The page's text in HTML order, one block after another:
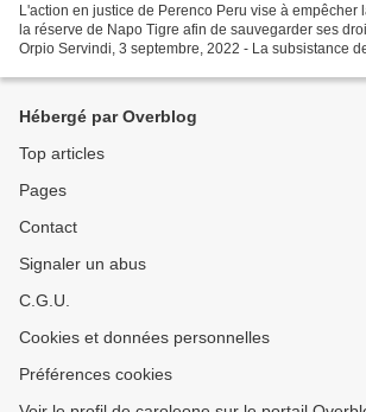
L'action en justice de Perenco Peru vise à empêcher
la réserve de Napo Tigre afin de sauvegarder ses
Orpio Servindi, 3 septembre, 2022 - La subsistance
Hébergé par Overblog
Top articles
Pages
Contact
Signaler un abus
C.G.U.
Cookies et données personnelles
Préférences cookies